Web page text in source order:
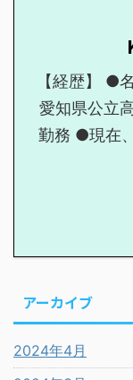
【経歴】 ●
愛知県公立
勤務 ●現在
アーカイブ
2024年4月